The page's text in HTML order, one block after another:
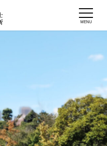
MENU